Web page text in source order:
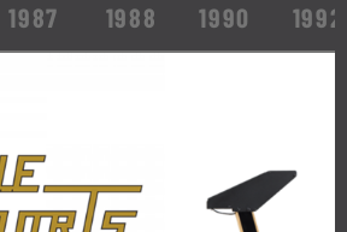
1987 1988 1990 1992